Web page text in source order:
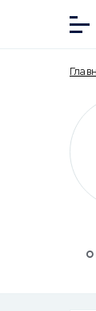
О